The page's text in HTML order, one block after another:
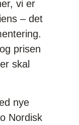
vi er
– det
prisen
skal
nye
Nordisk